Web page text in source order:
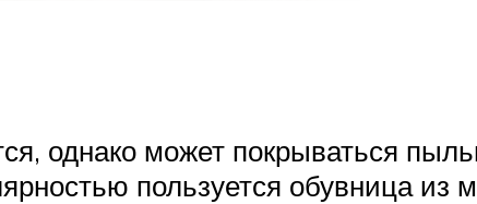
однако может покрываться
пользуется обувница из